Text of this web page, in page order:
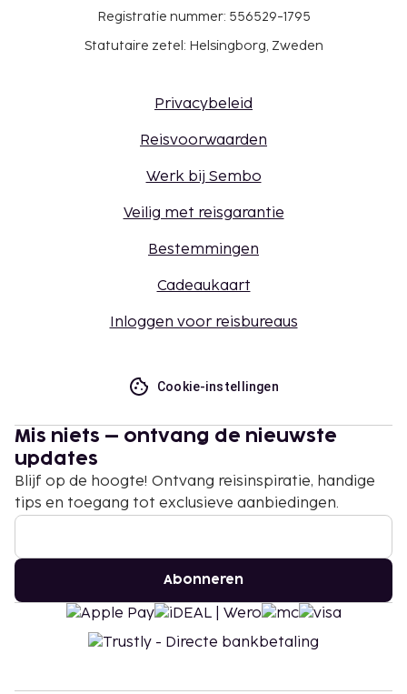
Registratie nummer: 556529-1795
Statutaire zetel: Helsingborg, Zweden
Privacybeleid
Reisvoorwaarden
Werk bij Sembo
Veilig met reisgarantie
Bestemmingen
Cadeaukaart
Inloggen voor reisbureaus
Cookie-instellingen
Mis niets – ontvang de nieuwste
updates
Blijf op de hoogte! Ontvang reisinspiratie, handige
tips en toegang tot exclusieve aanbiedingen.
Abonneren